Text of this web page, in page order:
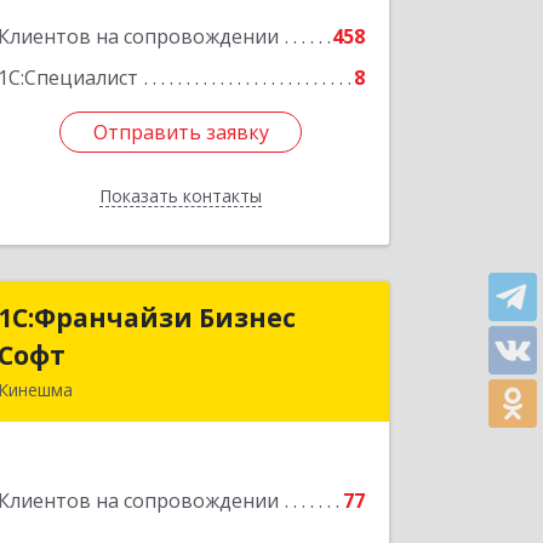
Клиентов на сопровождении
458
1С:Специалист
8
Отправить заявку
Показать контакты
Отправить заявку
Назад
1С:Франчайзи Бизнес
Софт
Кинешма
Клиентов на сопровождении 77
1С:Франчайзи Бизнес
Подробнее